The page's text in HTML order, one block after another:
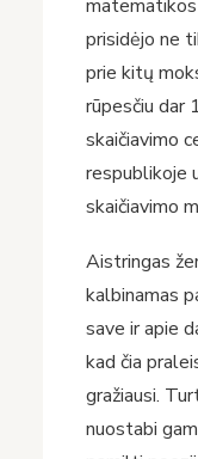
prisidėjo ne
prie kitų
rūpesčiu dar
skaičiavimo
respublikoje
skaičiavimo
Aistringas
kalbinamas
save ir apie
kad čia
gražiausi.
nuostabi